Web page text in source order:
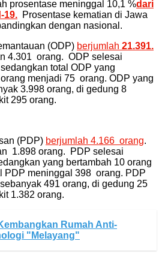
prosentase meninggal 10,1 %dari
19. Prosentase kematian di Jawa
dengan nasional.
(ODP) berjumlah 21.391.
4.301 orang. ODP selesai
total ODP yang
menjadi 75 orang. ODP yang
3.998 orang, di gedung 8
295 orang.
(PDP) berjumlah 4.166 orang.
1.898 orang. PDP selesai
yang bertambah 10 orang
PDP meninggal 398 orang. PDP
491 orang, di gedung 25
1.382 orang.
Rumah Anti-
"Melayang"